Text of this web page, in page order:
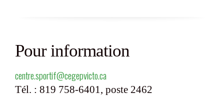
Pour information
centre.sportif@cegepvicto.ca
Tél. : 819 758-6401, poste 2462